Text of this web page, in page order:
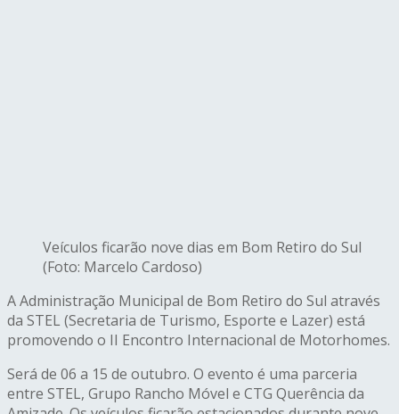
Veículos ficarão nove dias em Bom Retiro do Sul
(Foto: Marcelo Cardoso)
A Administração Municipal de Bom Retiro do Sul através
da STEL (Secretaria de Turismo, Esporte e Lazer) está
promovendo o II Encontro Internacional de Motorhomes.
Será de 06 a 15 de outubro. O evento é uma parceria
entre STEL, Grupo Rancho Móvel e CTG Querência da